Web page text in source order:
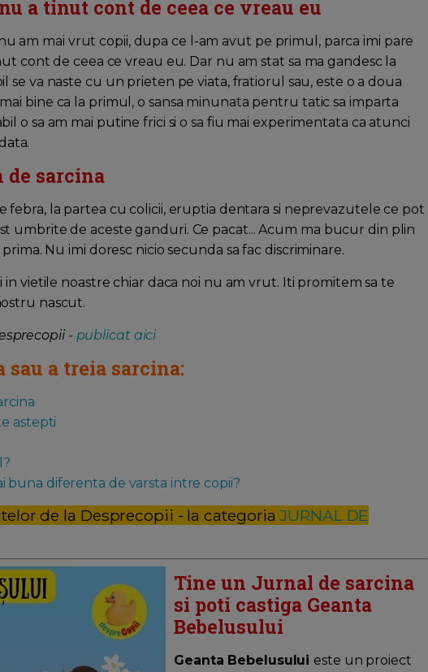
a tinut cont de ceea ce vreau eu
am mai vrut copii, dupa ce l-am avut pe primul, parca imi pare
cont de ceea ce vreau eu. Dar nu am stat sa ma gandesc la
se va naste cu un prieten pe viata, fratiorul sau, este o a doua
bine ca la primul, o sansa minunata pentru tatic sa imparta
o sa am mai putine frici si o sa fiu mai experimentata ca atunci
de sarcina
febra, la partea cu colicii, eruptia dentara si neprevazutele ce pot
umbrite de aceste ganduri. Ce pacat... Acum ma bucur din plin
Nu imi doresc nicio secunda sa fac discriminare.
in vietile noastre chiar daca noi nu am vrut. Iti promitem sa te
nascut.
- publicat aici
sau a treia sarcina:
astepti
buna diferenta de varsta intre copii?
de la Desprecopii - la categoriaJURNAL DE
Tine un Jurnal de sarcina
si poti castiga Geanta
Bebelusului
Geanta Bebelusului este un proiect